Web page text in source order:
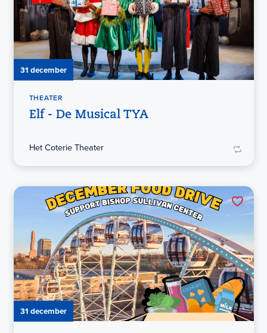
31 december
THEATER
Elf - De Musical TYA
Het Coterie Theater
31 december